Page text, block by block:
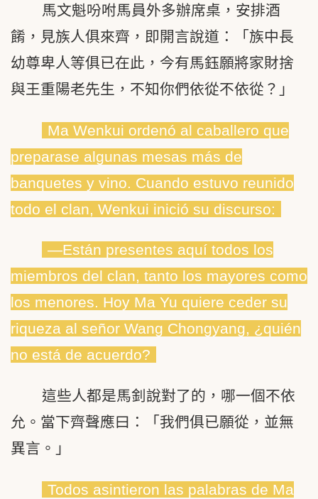
馬文魁吩咐馬員外多辦席桌，安排酒
餚，見族人俱來齊，即開言說道：「族中長
幼尊卑人等俱已在此，今有馬鈺願將家財捨
與王重陽老先生，不知你們依從不依從？」
Ma Wenkui ordenó al caballero que
preparase algunas mesas más de
banquetes y vino. Cuando estuvo reunido
todo el clan, Wenkui inició su discurso:
―Están presentes aquí todos los
miembros del clan, tanto los mayores como
los menores. Hoy Ma Yu quiere ceder su
riqueza al señor Wang Chongyang, ¿quién
no está de acuerdo?
這些人都是馬釗說對了的，哪一個不依
允。當下齊聲應曰：「我們俱已願從，並無
異言。」
Todos asintieron las palabras de Ma